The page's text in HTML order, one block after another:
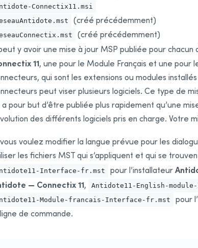
Connectix11.msi
(créé précédemment)
(créé précédemment)
y avoir une mise à jour MSP publiée pour chacun
11, une pour le Module Français et une pour
qui sont les extensions ou modules
peut viser plusieurs logiciels. Ce type de
pour but d’être publiée plus rapidement qu’une
des différents logiciels pris en charge. Votre
voulez modifier la langue prévue pour les
les fichiers MST qui s’appliquent et qui se
Interface-fr.mst pour l’installateur
— Connectix 11, Antidote11-English-
Module-francais-Interface-fr.mst
pour
de commande.